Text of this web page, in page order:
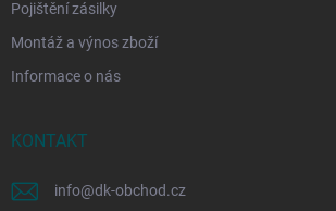
Pojištění zásilky
Montáž a výnos zboží
Informace o nás
KONTAKT
info@dk-obchod.cz